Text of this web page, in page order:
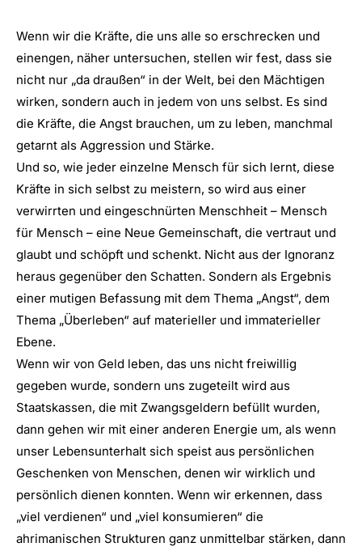
Wenn wir die Kräfte, die uns alle so erschrecken und
einengen, näher untersuchen, stellen wir fest, dass sie
nicht nur „da draußen“ in der Welt, bei den Mächtigen
wirken, sondern auch in jedem von uns selbst. Es sind
die Kräfte, die Angst brauchen, um zu leben, manchmal
getarnt als Aggression und Stärke.
Und so, wie jeder einzelne Mensch für sich lernt, diese
Kräfte in sich selbst zu meistern, so wird aus einer
verwirrten und eingeschnürten Menschheit – Mensch
für Mensch – eine Neue Gemeinschaft, die vertraut und
glaubt und schöpft und schenkt. Nicht aus der Ignoranz
heraus gegenüber den Schatten. Sondern als Ergebnis
einer mutigen Befassung mit dem Thema „Angst“, dem
Thema „Überleben“ auf materieller und immaterieller
Ebene.
Wenn wir von Geld leben, das uns nicht freiwillig
gegeben wurde, sondern uns zugeteilt wird aus
Staatskassen, die mit Zwangsgeldern befüllt wurden,
dann gehen wir mit einer anderen Energie um, als wenn
unser Lebensunterhalt sich speist aus persönlichen
Geschenken von Menschen, denen wir wirklich und
persönlich dienen konnten. Wenn wir erkennen, dass
„viel verdienen“ und „viel konsumieren“ die
ahrimanischen Strukturen ganz unmittelbar stärken, dann